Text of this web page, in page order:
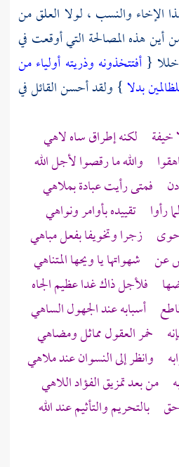
الإخاء والنسب ، لولا العلق من
هذه المصالحة التي أوقعت في
خللا {أفتتخذونه وذريته أولياء من
بدلا} ولقد أحسن القائل في
خيفة لكنه إطراق ساه لاهي
والله ما رقصوا لأجل الله
فمتى رأيت عبادة بملاهي
رأوا تقييده بأوامر ونواهي
حوى زجرا وتخويفا بفعل مباهي
شهواتها يا ويحها المتناهي
فلأجل ذاك غدا عظيم الجاه
أسبابه عند الجهول الساهي
خمر العقول مماثل ومضاهي
وانظر إلى النسوان عند ملاهي
من بعد تمزيق الفؤاد اللاهي
بالتحريم والتأثيم عند الله